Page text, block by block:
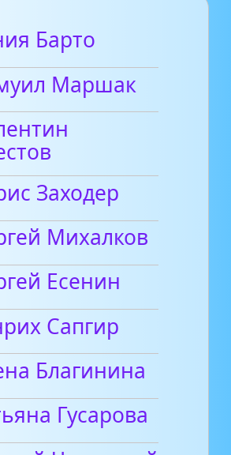
Барто
Маршак
Заходер
Михалков
Есенин
Сапгир
Благинина
Гусарова